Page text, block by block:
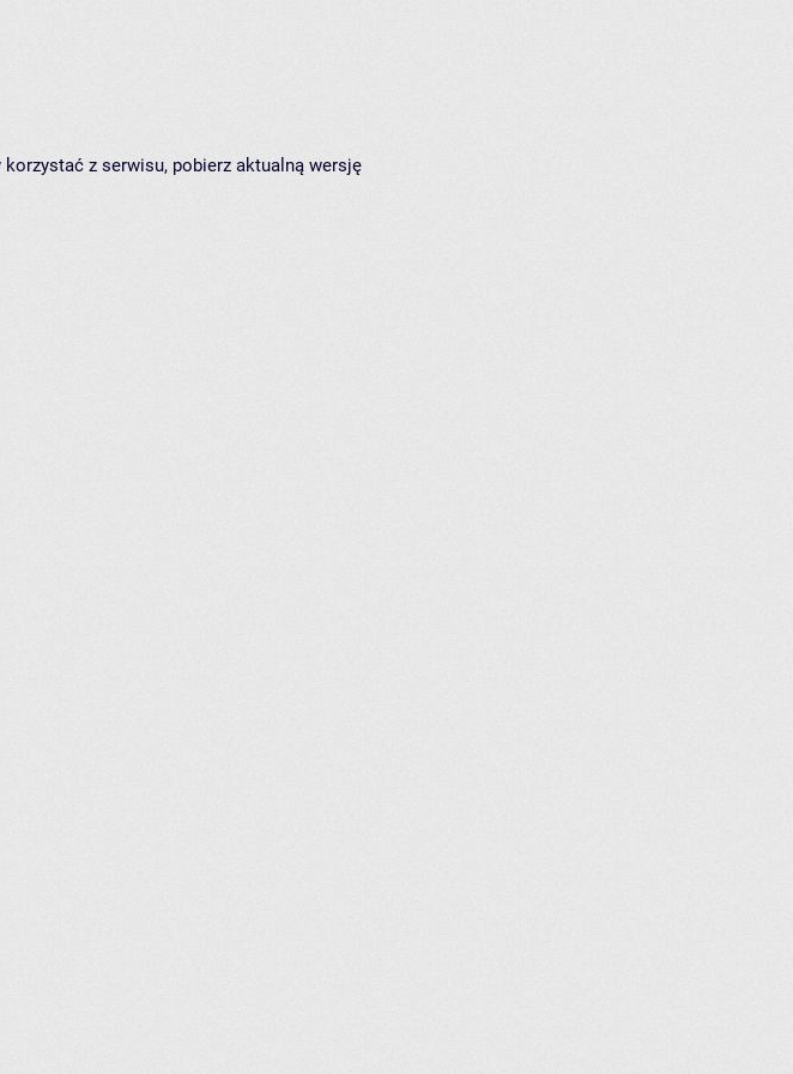
z serwisu, pobierz aktualną wersję